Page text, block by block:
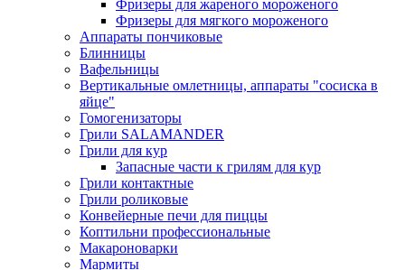
Фризеры для жареного мороженого
Фризеры для мягкого мороженого
Аппараты пончиковые
Блинницы
Вафельницы
Вертикальные омлетницы, аппараты "сосиска в
яйце"
Гомогенизаторы
Грили SALAMANDER
Грили для кур
Запасные части к грилям для кур
Грили контактные
Грили роликовые
Конвейерные печи для пиццы
Коптильни профессиональные
Макароноварки
Мармиты